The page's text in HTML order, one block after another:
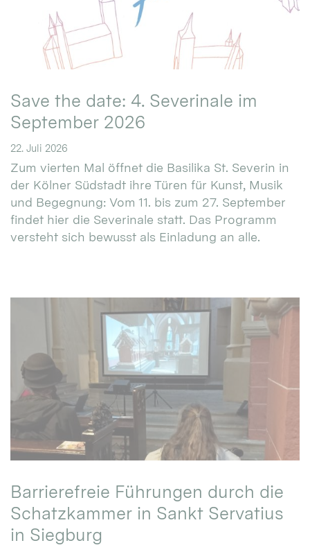
Save the date: 4. Severinale im
September 2026
22. Juli 2026
Zum vierten Mal öffnet die Basilika St. Severin in
der Kölner Südstadt ihre Türen für Kunst, Musik
und Begegnung: Vom 11. bis zum 27. September
findet hier die Severinale statt. Das Programm
versteht sich bewusst als Einladung an alle.
Barrierefreie Führungen durch die
Schatzkammer in Sankt Servatius
in Siegburg